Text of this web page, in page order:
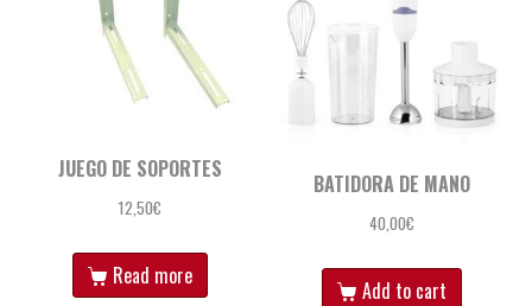
JUEGO DE SOPORTES
12,50€
Read more
BATIDORA DE MANO
40,00€
Add to cart